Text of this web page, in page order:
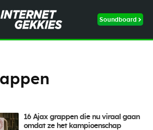
Soundboard
16 Ajax grappen die nu viraal gaan
omdat ze het kampioenschap